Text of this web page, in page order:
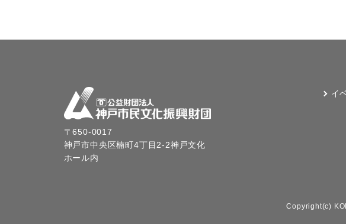
〒650-0017
神戸市中央区楠町4丁目2-2神戸文化
ホール内
イ
Copyright(c)